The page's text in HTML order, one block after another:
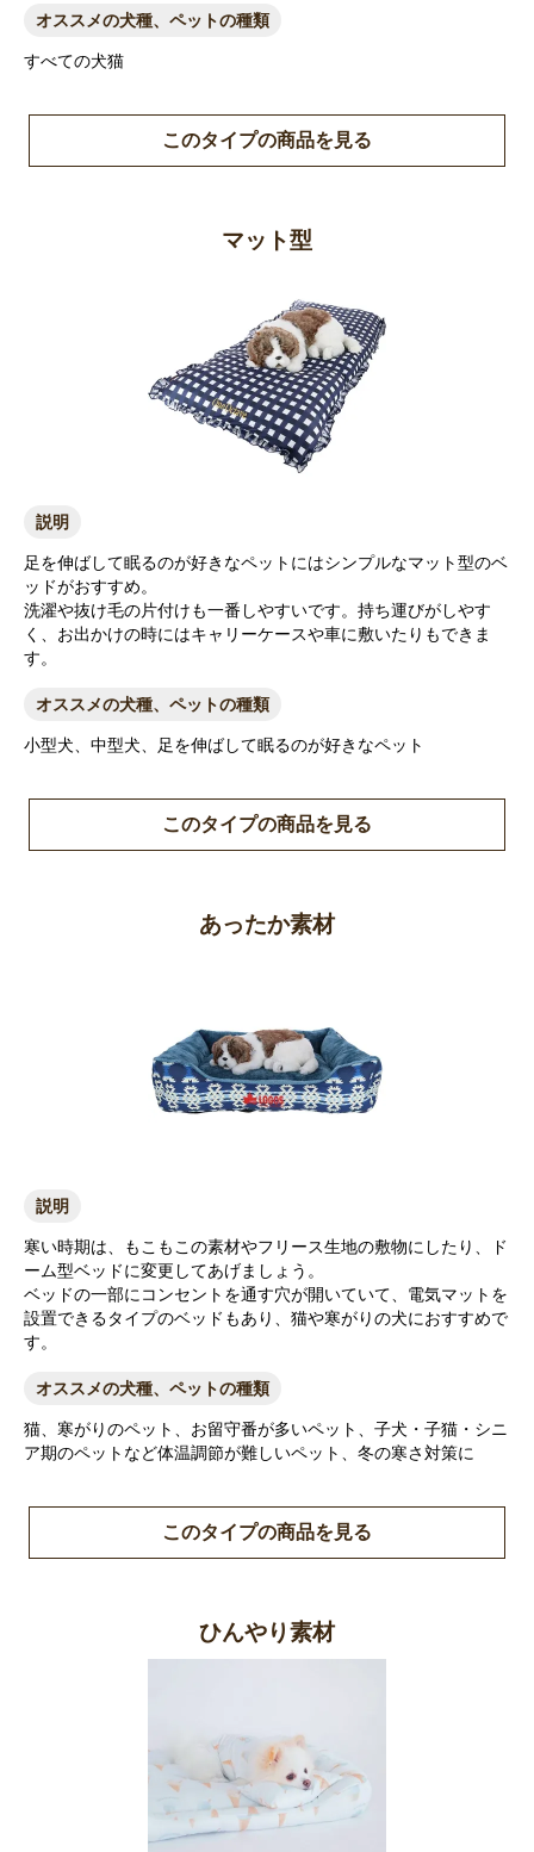
オススメの犬種、ペットの種類
すべての犬猫
このタイプの商品を見る
マット型
説明
足を伸ばして眠るのが好きなペットにはシンプルなマット型のベ
ッドがおすすめ。
洗濯や抜け毛の片付けも一番しやすいです。持ち運びがしやす
く、お出かけの時にはキャリーケースや車に敷いたりもできま
す。
オススメの犬種、ペットの種類
小型犬、中型犬、足を伸ばして眠るのが好きなペット
このタイプの商品を見る
あったか素材
説明
寒い時期は、もこもこの素材やフリース生地の敷物にしたり、ド
ーム型ベッドに変更してあげましょう。
ベッドの一部にコンセントを通す穴が開いていて、電気マットを
設置できるタイプのベッドもあり、猫や寒がりの犬におすすめで
す。
オススメの犬種、ペットの種類
猫、寒がりのペット、お留守番が多いペット、子犬・子猫・シニ
ア期のペットなど体温調節が難しいペット、冬の寒さ対策に
このタイプの商品を見る
ひんやり素材